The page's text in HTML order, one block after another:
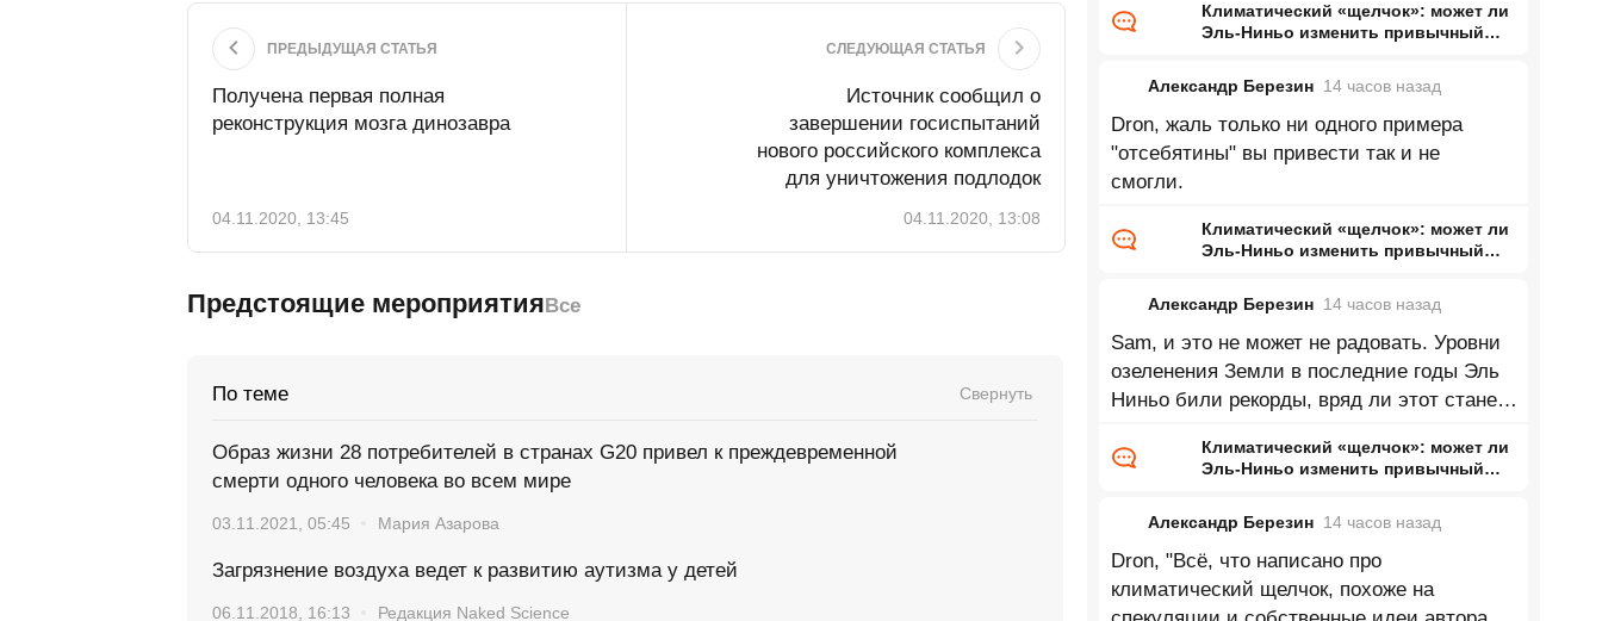
ПРЕДЫДУЩАЯ СТАТЬЯ
Получена первая полная
реконструкция мозга динозавра
04.11.2020, 13:45
СЛЕДУЮЩАЯ СТАТЬЯ
Источник сообщил о
завершении госиспытаний
нового российского комплекса
для уничтожения подлодок
04.11.2020, 13:08
Предстоящие мероприятияВсе
По теме Свернуть
Образ жизни 28 потребителей в странах G20 привел к преждевременной
смерти одного человека во всем мире
03.11.2021, 05:45 Мария Азарова
Загрязнение воздуха ведет к развитию аутизма у детей
06.11.2018, 16:13 Редакция Naked Science
Климатический «щелчок»: может ли
Эль-Ниньо изменить привычный
Александр Березин 14 часов назад
Dron, жаль только ни одного примера
"отсебятины" вы привести так и не
смогли.
Климатический «щелчок»: может ли
Эль-Ниньо изменить привычный
Александр Березин 14 часов назад
Sam, и это не может не радовать. Уровни
озеленения Земли в последние годы Эль
Ниньо били рекорды, вряд ли этот станет
Климатический «щелчок»: может ли
Эль-Ниньо изменить привычный
Александр Березин 14 часов назад
Dron, "Всё, что написано про
климатический щелчок, похоже на